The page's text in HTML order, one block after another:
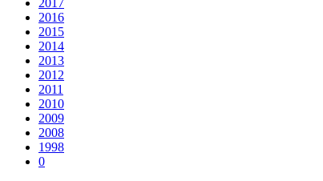
2017
2016
2015
2014
2013
2012
2011
2010
2009
2008
1998
0